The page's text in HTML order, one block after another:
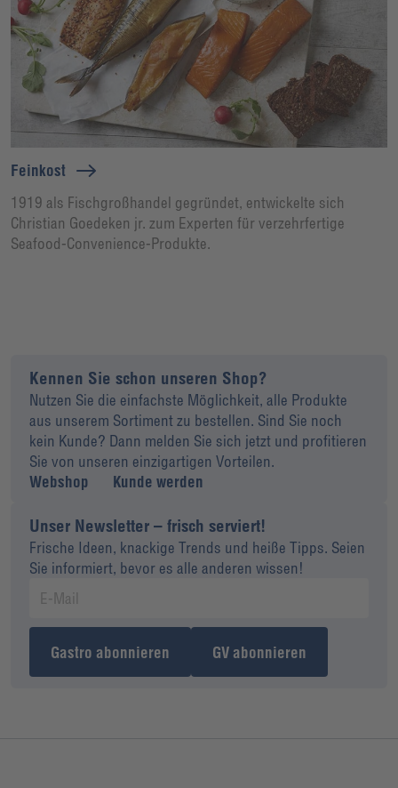
Feinkost
1919 als Fischgroßhandel gegründet, entwickelte sich
Christian Goedeken jr. zum Experten für verzehrfertige
Seafood-Convenience-Produkte.
Kennen Sie schon unseren Shop?
Nutzen Sie die einfachste Möglichkeit, alle Produkte
aus unserem Sortiment zu bestellen. Sind Sie noch
kein Kunde? Dann melden Sie sich jetzt und profitieren
Sie von unseren einzigartigen Vorteilen.
Webshop
Kunde werden
Unser Newsletter – frisch serviert!
Frische Ideen, knackige Trends und heiße Tipps. Seien
Sie informiert, bevor es alle anderen wissen!
Gastro abonnieren GV abonnieren